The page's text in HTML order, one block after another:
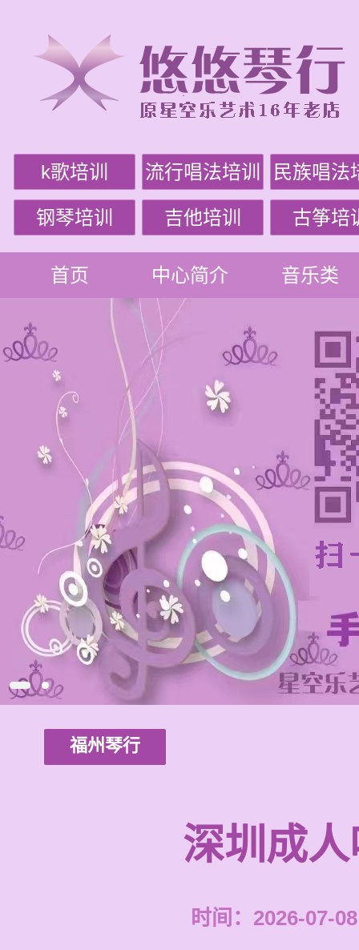
k歌培训 流行唱法培训 民族唱法
钢琴培训 吉他培训 古筝培
首页 中心简介 音乐类
福州琴行
深圳成
时间：2026-07-